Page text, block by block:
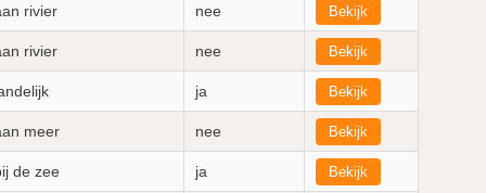
rivier nee Bekijk
rivier nee Bekijk
ja Bekijk
meer nee Bekijk
de zee ja Bekijk